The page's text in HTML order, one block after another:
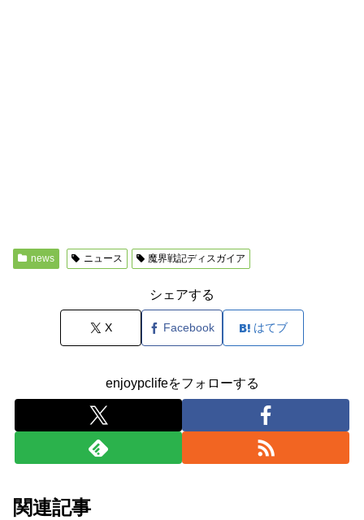
news ニュース 魔界戦記ディスガイア
シェアする
X Facebook はてブ
enjoypclifeをフォローする
関連記事